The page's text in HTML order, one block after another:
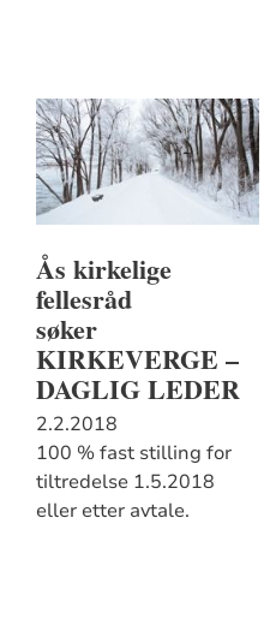
Ås kirkelige
fellesråd
søker
KIRKEVERGE –
DAGLIG LEDER
2.2.2018
100 % fast stilling for
tiltredelse 1.5.2018
eller etter avtale.